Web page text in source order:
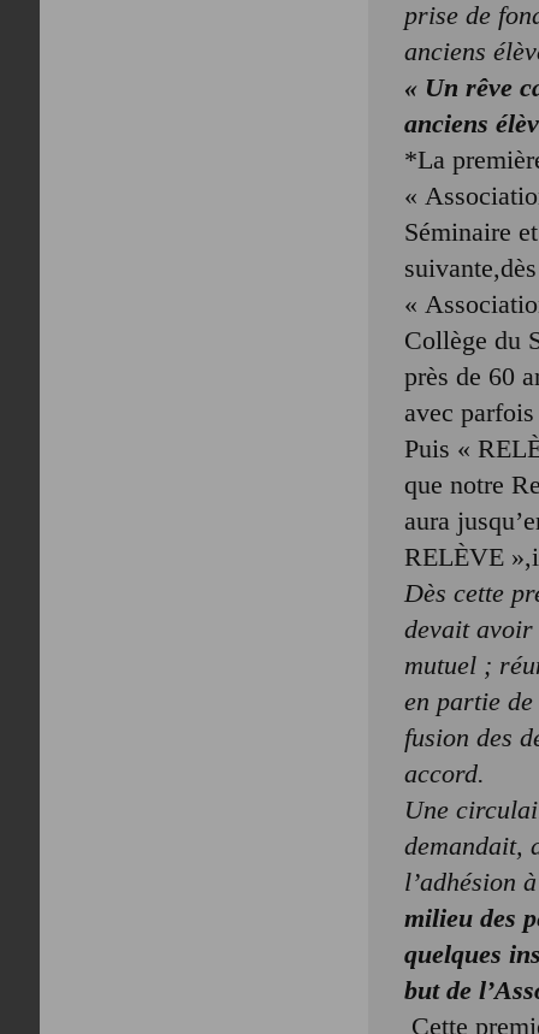
prise de
anciens
« Un rêve
anciens
*La
«
Séminaire
«
Collège du
près de 60
avec
Puis «
que notre
aura
RELÈVE
Dès cette
devait avoir
mutuel ;
en partie
fusion des
accord.
Une
demandait,
l’adhésion
milieu des
quelques
but de
Cette